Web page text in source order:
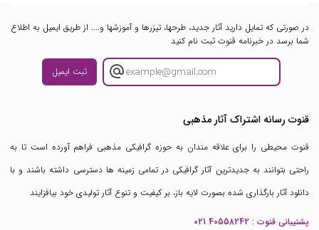
در صورتی که تمایل دارید آثار جدید، طرحها، تیزرها و آموزشها و.... از طریق ایمیل به اطلاع
شما برسد در خبرنامه قنوت ثبت نام کنید
ثبت ایمیل
قنوت رسانه اشتراک آثار مذهبی
قنوت محیطی را برای علاقه مندان به حوزه گرافیکی مذهبی فراهم آورده است تا به
راحتی بتوانند به جدیدترین آثار گرافیکی در تمامی زمینه ها دسترسی داشته باشند و با
دانلود آثار بارگذاری شده بصورت لایه باز، بر کیفیت و تنوع آثار تولیدی خود بیافزایند
پشتیبانی قنوت : 021 40558242